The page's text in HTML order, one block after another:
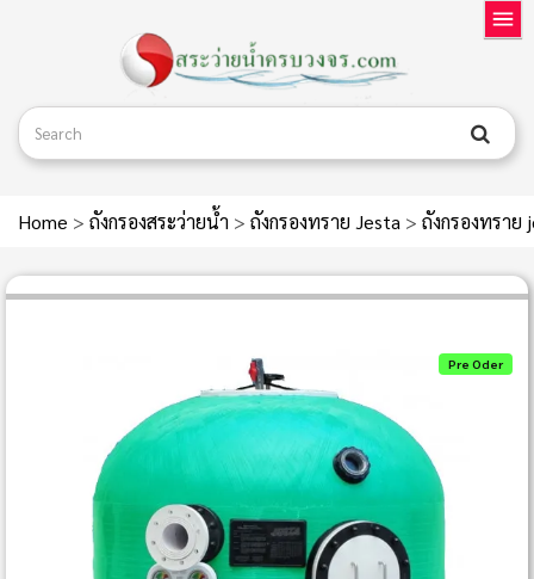
Home > ถังกรองสระว่ายน้ำ > ถังกรองทราย Jesta > ถังกรองทราย
Pre Oder